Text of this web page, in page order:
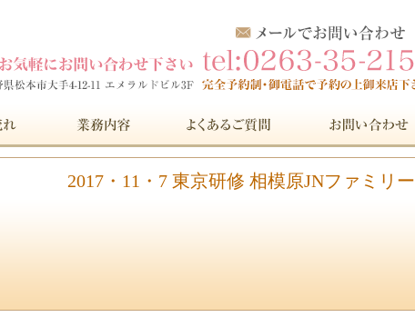
2017・11・7 東京研修 相模原JNファミリー